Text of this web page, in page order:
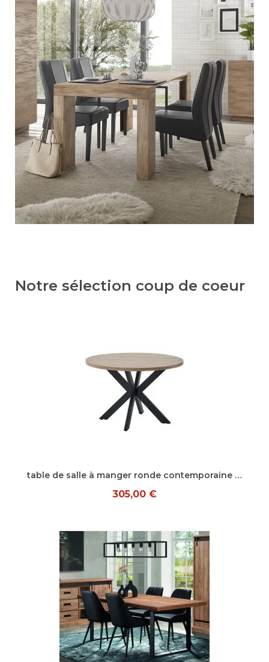
Notre sélection coup de coeur
Aperçu rapide table de salle à manger ronde contemporaine chêne summer Eluard
305,00 €